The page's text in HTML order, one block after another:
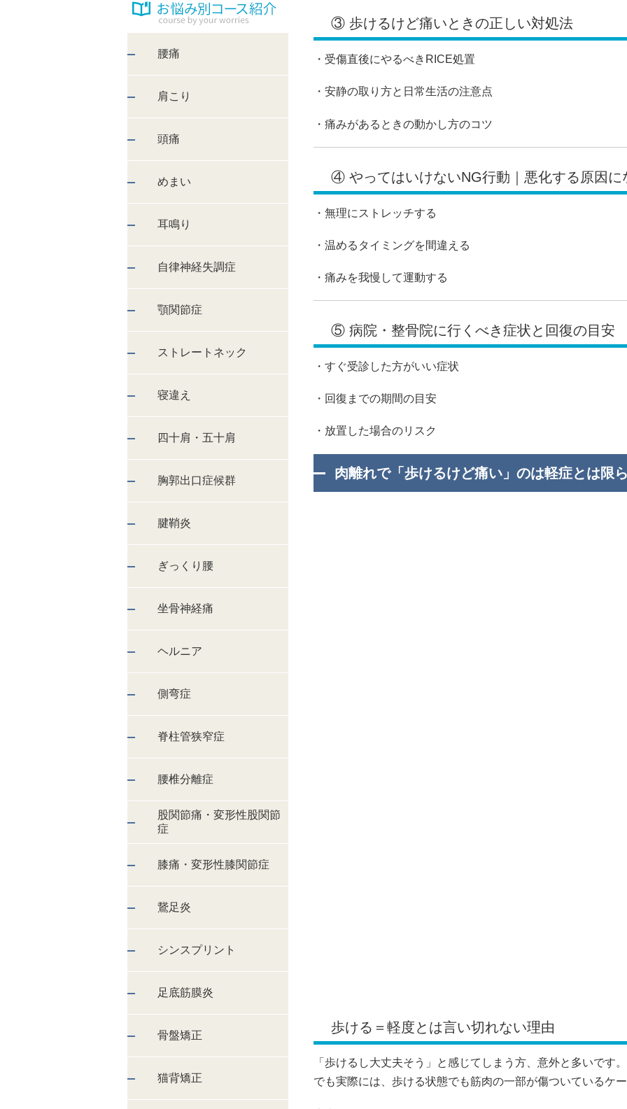
腰痛
肩こり
頭痛
めまい
耳鳴り
自律神経失調症
顎関節症
ストレートネック
寝違え
四十肩・五十肩
胸郭出口症候群
腱鞘炎
ぎっくり腰
坐骨神経痛
ヘルニア
側弯症
脊柱管狭窄症
腰椎分離症
股関節痛・変形性股関節
症
膝痛・変形性膝関節症
鵞足炎
シンスプリント
足底筋膜炎
骨盤矯正
猫背矯正
③ 歩けるけど痛いときの正しい対処法
・受傷直後にやるべきRICE処置
・安静の取り方と日常生活の注意点
・痛みがあるときの動かし方のコツ
④ やってはいけないNG行動｜悪化する原因に
・無理にストレッチする
・温めるタイミングを間違える
・痛みを我慢して運動する
⑤ 病院・整骨院に行くべき症状と回復の目安
・すぐ受診した方がいい症状
・回復までの期間の目安
・放置した場合のリスク
肉離れで「歩けるけど痛い」のは軽症とは限
歩ける＝軽度とは言い切れない理由
「歩けるし大丈夫そう」と感じてしまう方、意外と多いです。
でも実際には、歩ける状態でも筋肉の一部が傷ついているケ